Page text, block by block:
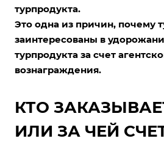
турпродукта.
Это одна из причин, почему
заинтересованы в
турпродукта за счет
вознаграждения.
КТО
ИЛИ ЗА ЧЕЙ